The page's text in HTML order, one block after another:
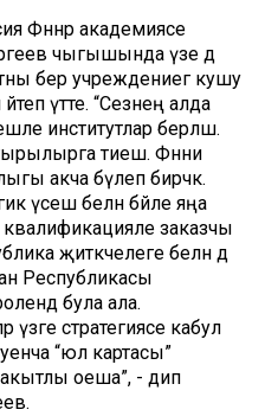
Фәннәр академиясе
чыгышында үзе дә
бер учреждениегә кушу
үтте. “Сезнең алда
институтлар берләшә.
тиеш. Фәнни
акча бүлеп бирәчәк.
үсеш белән бәйле яңа
заказчы
җитәкчелеге белән дә
Республикасы
була ала.
стратегиясе кабул
“юл картасы”
оеша”, - дип